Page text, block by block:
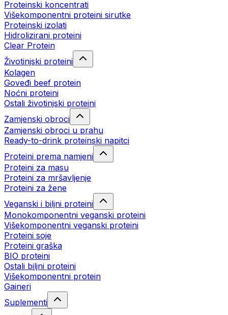
Proteinski koncentrati
Višekomponentni proteini sirutke
Proteinski izolati
Hidrolizirani proteini
Clear Protein
Životinjski proteini
Kolagen
Goveđi beef protein
Noćni proteini
Ostali životinjski proteini
Zamjenski obroci
Zamjenski obroci u prahu
Ready-to-drink proteinski napitci
Proteini prema namjeni
Proteini za masu
Proteini za mršavljenje
Proteini za žene
Veganski i biljni proteini
Monokomponentni veganski proteini
Višekomponentni veganski proteini
Proteini soje
Proteini graška
BIO proteini
Ostali biljni proteini
Višekomponentni protein
Gaineri
Suplementi